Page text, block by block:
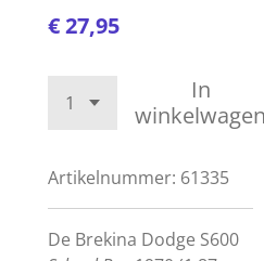
€ 27,95
In
Artikelnummer: 61335
De Brekina Dodge S600